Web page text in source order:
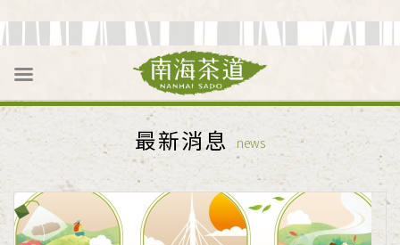
最新消息 news